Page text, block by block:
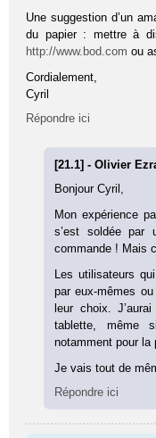
Une suggestion d’un
du papier : mettre à
http://www.bod.com ou
Cordialement,
Cyril
Répondre ici
[21.1] - Olivier
Bonjour Cyril,
Mon expérience
s’est soldée par
commande ! Mais
Les utilisateurs
par eux-mêmes
leur choix.
tablette, même
notamment pour
Je vais tout de
Répondre ici